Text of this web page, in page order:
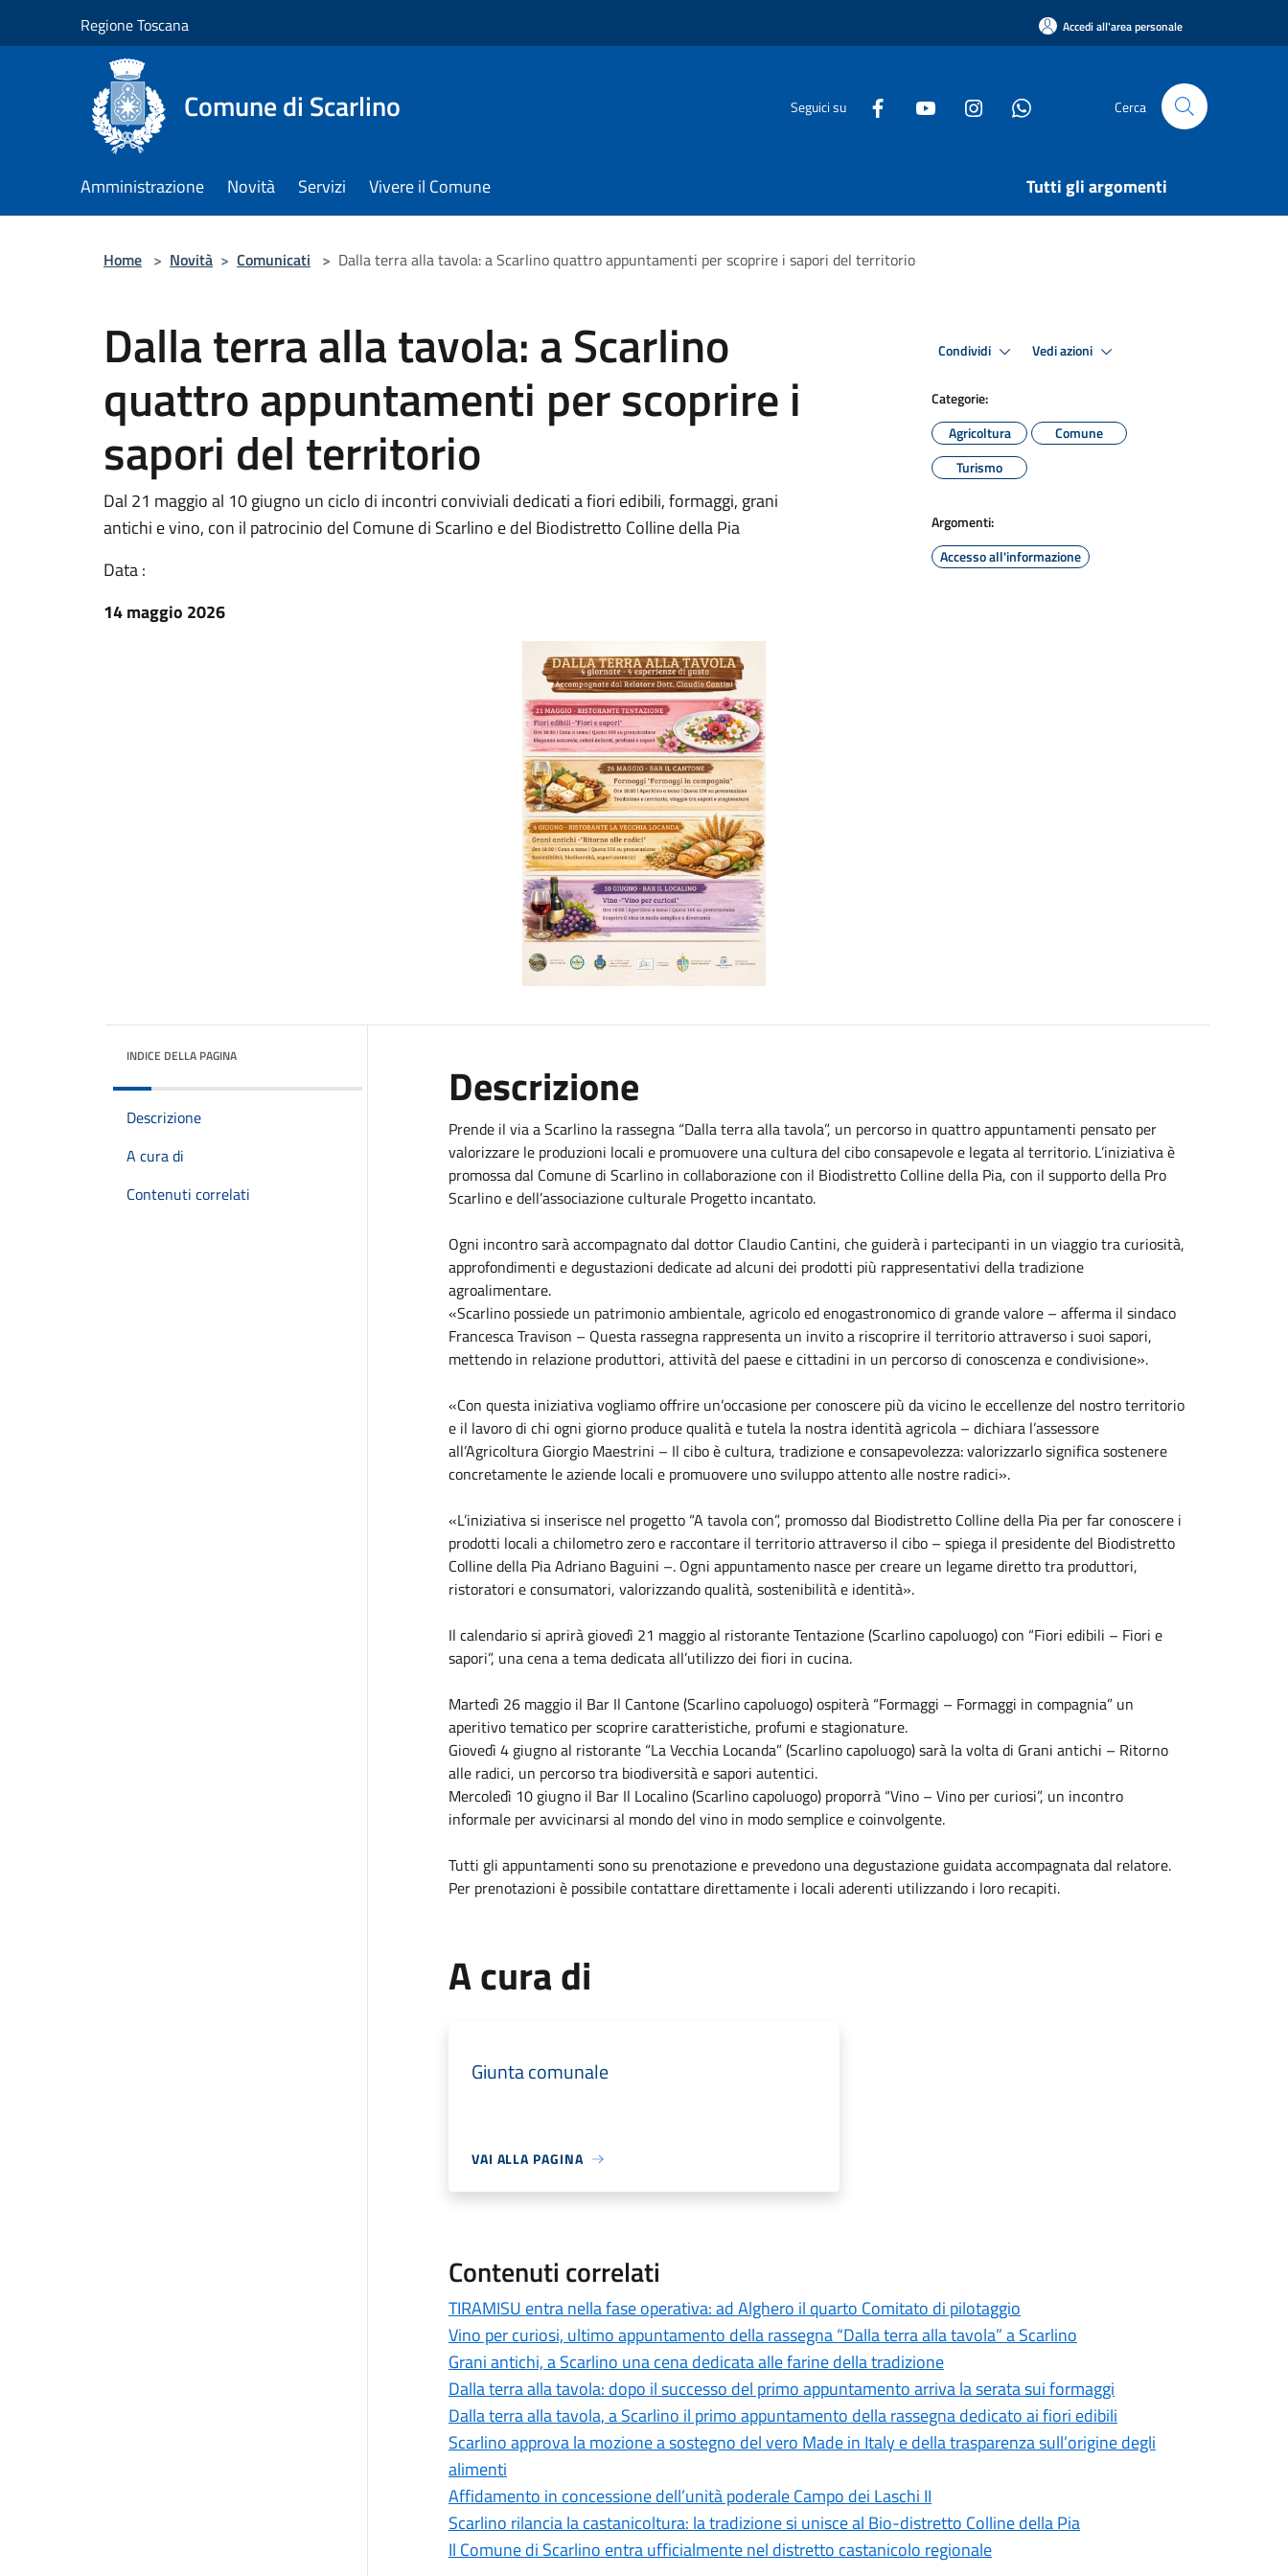
Regione Toscana Accedi all'area personale
Comune di Scarlino Seguici su Cerca
Amministrazione Novità Servizi Vivere il Comune Tutti gli argomenti
Home > Novità > Comunicati > Dalla terra alla tavola: a Scarlino quattro appuntamenti per scoprire i sapori del territorio
Dalla terra alla tavola: a Scarlino
quattro appuntamenti per scoprire i
sapori del territorio
Dal 21 maggio al 10 giugno un ciclo di incontri conviviali dedicati a fiori edibili, formaggi, grani
antichi e vino, con il patrocinio del Comune di Scarlino e del Biodistretto Colline della Pia
Data :
14 maggio 2026
Condividi Vedi azioni
Categorie:
Agricoltura
Comune
Turismo
Argomenti:
Accesso all'informazione
INDICE DELLA PAGINA
Descrizione
A cura di
Contenuti correlati
Descrizione
Prende il via a Scarlino la rassegna “Dalla terra alla tavola”, un percorso in quattro appuntamenti pensato per
valorizzare le produzioni locali e promuovere una cultura del cibo consapevole e legata al territorio. L’iniziativa è
promossa dal Comune di Scarlino in collaborazione con il Biodistretto Colline della Pia, con il supporto della Pro
Scarlino e dell’associazione culturale Progetto incantato.
Ogni incontro sarà accompagnato dal dottor Claudio Cantini, che guiderà i partecipanti in un viaggio tra curiosità,
approfondimenti e degustazioni dedicate ad alcuni dei prodotti più rappresentativi della tradizione
agroalimentare.
«Scarlino possiede un patrimonio ambientale, agricolo ed enogastronomico di grande valore – afferma il sindaco
Francesca Travison – Questa rassegna rappresenta un invito a riscoprire il territorio attraverso i suoi sapori,
mettendo in relazione produttori, attività del paese e cittadini in un percorso di conoscenza e condivisione».
«Con questa iniziativa vogliamo offrire un’occasione per conoscere più da vicino le eccellenze del nostro territorio
e il lavoro di chi ogni giorno produce qualità e tutela la nostra identità agricola – dichiara l’assessore
all’Agricoltura Giorgio Maestrini – Il cibo è cultura, tradizione e consapevolezza: valorizzarlo significa sostenere
concretamente le aziende locali e promuovere uno sviluppo attento alle nostre radici».
«L’iniziativa si inserisce nel progetto “A tavola con”, promosso dal Biodistretto Colline della Pia per far conoscere i
prodotti locali a chilometro zero e raccontare il territorio attraverso il cibo – spiega il presidente del Biodistretto
Colline della Pia Adriano Baguini –. Ogni appuntamento nasce per creare un legame diretto tra produttori,
ristoratori e consumatori, valorizzando qualità, sostenibilità e identità».
Il calendario si aprirà giovedì 21 maggio al ristorante Tentazione (Scarlino capoluogo) con “Fiori edibili – Fiori e
sapori”, una cena a tema dedicata all’utilizzo dei fiori in cucina.
Martedì 26 maggio il Bar Il Cantone (Scarlino capoluogo) ospiterà “Formaggi – Formaggi in compagnia” un
aperitivo tematico per scoprire caratteristiche, profumi e stagionature.
Giovedì 4 giugno al ristorante “La Vecchia Locanda” (Scarlino capoluogo) sarà la volta di Grani antichi – Ritorno
alle radici, un percorso tra biodiversità e sapori autentici.
Mercoledì 10 giugno il Bar Il Localino (Scarlino capoluogo) proporrà “Vino – Vino per curiosi”, un incontro
informale per avvicinarsi al mondo del vino in modo semplice e coinvolgente.
Tutti gli appuntamenti sono su prenotazione e prevedono una degustazione guidata accompagnata dal relatore.
Per prenotazioni è possibile contattare direttamente i locali aderenti utilizzando i loro recapiti.
A cura di
Giunta comunale
VAI ALLA PAGINA
Contenuti correlati
TIRAMISU entra nella fase operativa: ad Alghero il quarto Comitato di pilotaggio
Vino per curiosi, ultimo appuntamento della rassegna “Dalla terra alla tavola” a Scarlino
Grani antichi, a Scarlino una cena dedicata alle farine della tradizione
Dalla terra alla tavola: dopo il successo del primo appuntamento arriva la serata sui formaggi
Dalla terra alla tavola, a Scarlino il primo appuntamento della rassegna dedicato ai fiori edibili
Scarlino approva la mozione a sostegno del vero Made in Italy e della trasparenza sull’origine degli
alimenti
Affidamento in concessione dell’unità poderale Campo dei Laschi II
Scarlino rilancia la castanicoltura: la tradizione si unisce al Bio-distretto Colline della Pia
Il Comune di Scarlino entra ufficialmente nel distretto castanicolo regionale